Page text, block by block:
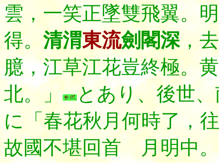
雲，一笑正墜雙飛翼。
得。清渭東流劍閣深，
臆，江草江花豈終極。
北。」
とあり、後世
に「春花秋月何時了，
故國不堪回首 月明中